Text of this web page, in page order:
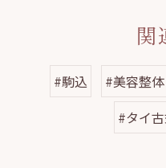
関
#駒込 #美容整体
#タイ